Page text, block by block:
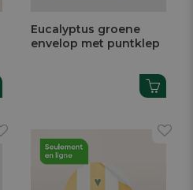
Eucalyptus groene
envelop met puntklep